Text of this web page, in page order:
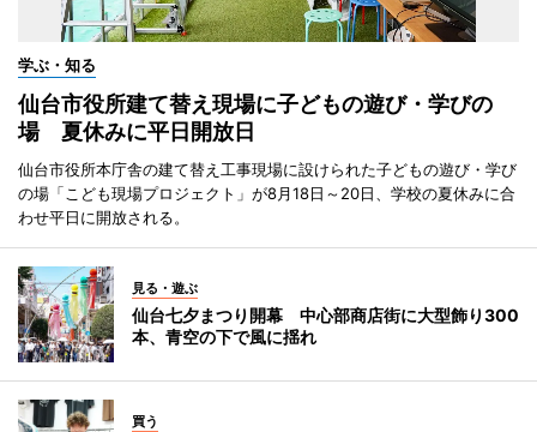
学ぶ・知る
仙台市役所建て替え現場に子どもの遊び・学びの
場 夏休みに平日開放日
仙台市役所本庁舎の建て替え工事現場に設けられた子どもの遊び・学び
の場「こども現場プロジェクト」が8月18日～20日、学校の夏休みに合
わせ平日に開放される。
見る・遊ぶ
仙台七夕まつり開幕 中心部商店街に大型飾り300
本、青空の下で風に揺れ
買う